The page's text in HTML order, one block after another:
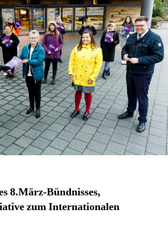
8.März-Bündnisses,
zum Internationalen